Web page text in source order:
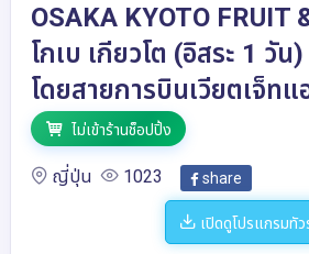
OSAKA KYOTO FRUIT
โกเบ เกียวโต (อิสระ 1 วั
โดยสายการบินเวียตเจ็ทแ
ไม่เข้าร้านช็อปปิ้ง
ญี่ปุ่น 1023 share
เปิดดูโปรแกรมทัว